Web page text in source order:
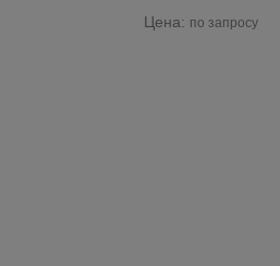
Цена: по запросу